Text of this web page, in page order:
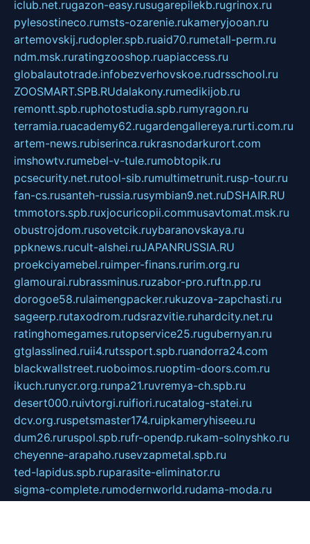
iclub.net.rugazon-easy.rusugarepilekb.rugrinox.ru
pylesostineco.rumsts-ozarenie.rukameryjooan.ru
artemovskij.rudopler.spb.ruaid70.rumetall-perm.ru
ndm.msk.ruratingzooshop.ruapiaccess.ru
globalautotrade.infobezverhovskoe.rudrsschool.ru
ZOOSMART.SPB.RUdalakony.rumedikijob.ru
remontt.spb.ruphotostudia.spb.rumyragon.ru
terramia.ruacademy62.rugardengallereya.rurti.com.ru
artem-news.rubiserinca.rukrasnodarkurort.com
imshowtv.rumebel-v-tule.rumobtopik.ru
pcsecurity.net.rutool-sib.rumultimetrunit.rusp-tour.ru
fan-cs.rusanteh-russia.rusymbian9.net.ruDSHAIR.RU
tmmotors.spb.ruxjocuricopii.commusavtomat.msk.ru
obustrojdom.rusovetcik.ruybaranovskaya.ru
ppknews.rucult-alshei.ruJAPANRUSSIA.RU
proekciyamebel.ruimper-finans.rurim.org.ru
glamourai.rubrassminus.ruzabor-pro.ruftn.pp.ru
dorogoe58.rulaimengpacker.rukuzova-zapchasti.ru
sageerp.rutaxodrom.rudsrazvitie.ruhardcity.net.ru
ratinghomegames.rutopservice25.rugubernyan.ru
gtglasslined.ruii4.rutssport.spb.ruandorra24.com
blackwallstreet.ruoboimos.ruoptim-doors.com.ru
ikuch.runycr.org.runpa21.ruvremya-ch.spb.ru
desert000.ruivtorgi.ruifiori.rucatalog-statei.ru
dcv.org.ruspetsmaster174.ruipkameryhiseeu.ru
dum26.ruruspol.spb.rufr-opendp.rukam-solnyshko.ru
cheyenne-arapaho.rusevzapmetal.spb.ru
ted-lapidus.spb.ruparasite-eliminator.ru
sigma-complete.rumodernworld.rudama-moda.ru